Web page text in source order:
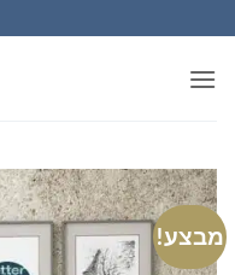
to
content
מבצע!